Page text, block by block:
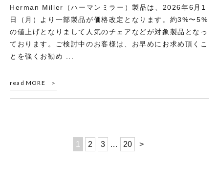
Herman Miller（ハーマンミラー）製品は、2026年6月1
日（月）より一部製品が価格改定となります。約3%〜5%
の値上げとなりまして人気のチェアなどが対象製品となっ
ております。ご検討中のお客様は、お早めにお求め頂くこ
とを強くお勧め ...
read MORE
1 2 3 … 20 >